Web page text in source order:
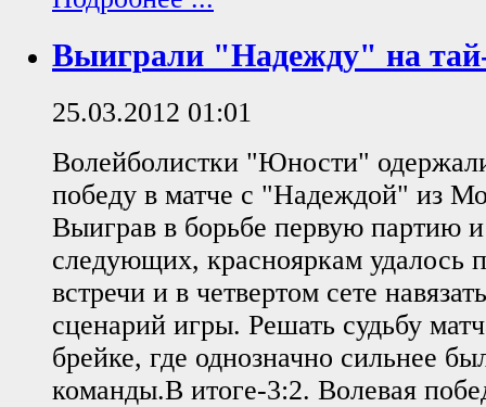
Выиграли "Надежду" на
25.03.2012 01:01
Волейболистки "Юности"
победу в матче с "Надеждой" из
Выиграв в борьбе первую партию
следующих, краснояркам удалось
встречи и в четвертом сете
сценарий игры. Решать судьбу
брейке, где однозначно сильнее
команды.В итоге-3:2. Волевая